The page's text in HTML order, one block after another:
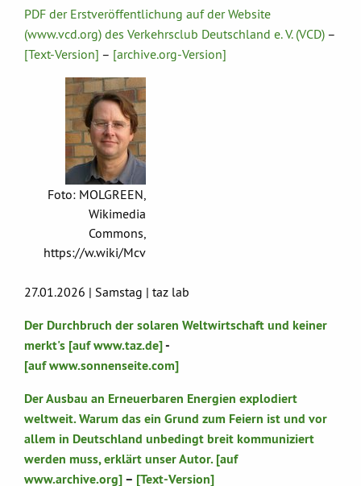
PDF der Erstveröffentlichung auf der Website
(www.vcd.org) des Verkehrsclub Deutschland e. V. (VCD) –
[Text-Version] – [archive.org-Version]
Foto: MOLGREEN,
Wikimedia
Commons,
https://w.wiki/Mcv
27.01.2026 | Samstag | taz lab
Der Durchbruch der solaren Weltwirtschaft und keiner
merkt's [auf www.taz.de]-
[auf www.sonnenseite.com]
Der Ausbau an Erneuerbaren Energien explodiert
weltweit. Warum das ein Grund zum Feiern ist und vor
allem in Deutschland unbedingt breit kommuniziert
werden muss, erklärt unser Autor. [auf
www.archive.org]– [Text-Version]